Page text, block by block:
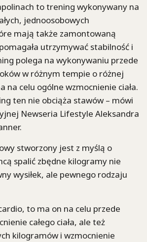
to trening wykonywany na
jednoosobowych
mają także zamontowaną
utrzymywać stabilność i
polega na wykonywaniu przede
w różnym tempie o różnej
na celu ogólne wzmocnienie ciała.
ten nie obciąża stawów – mówi
Newseria Lifestyle Aleksandra
stworzony jest z myślą o
spalić zbędne kilogramy nie
wysiłek, ale pewnego rodzaju
to ma on na celu przede
całego ciała, ale też
kilogramów i wzmocnienie